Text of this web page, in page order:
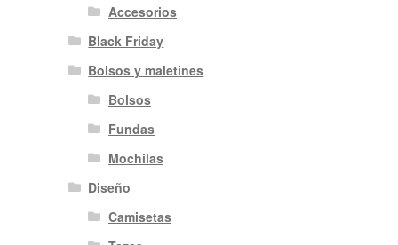
Accesorios
Black Friday
Bolsos y maletines
Bolsos
Fundas
Mochilas
Diseño
Camisetas